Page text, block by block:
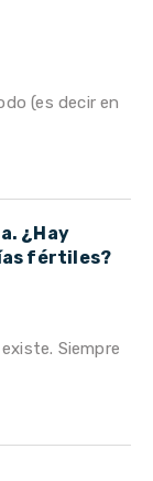
(es decir en
¿Hay
fértiles?
Siempre